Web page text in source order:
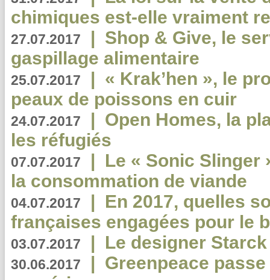
chimiques est-elle vraiment
27.07.2017 | Shop & Give, le
gaspillage alimentaire
25.07.2017 | « Krak’hen », le
peaux de poissons en cuir
24.07.2017 | Open Homes, la
les réfugiés
07.07.2017 | Le « Sonic Slinger
la consommation de viande
04.07.2017 | En 2017, quelles
françaises engagées pour le
03.07.2017 | Le designer
30.06.2017 | Greenpeace